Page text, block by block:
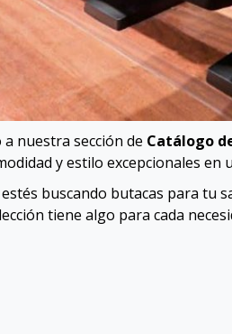
nuestra sección de Catálogo
y estilo excepcionales en
estés buscando butacas para tu
tiene algo para cada